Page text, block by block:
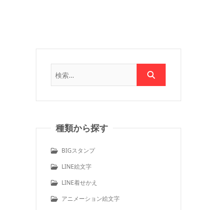
種類から探す
BIGスタンプ
LINE絵文字
LINE着せかえ
アニメーション絵文字